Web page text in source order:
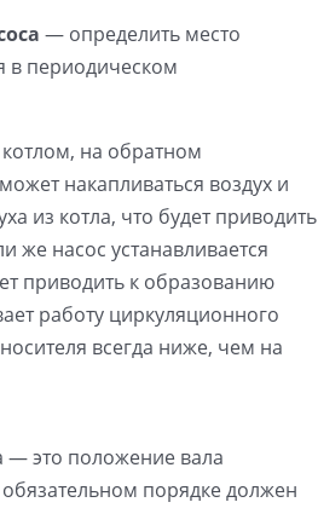
— определить место
в периодическом
на обратном
накапливаться воздух и
из котла, что будет приводить
же насос устанавливается
приводить к образованию
работу циркуляционного
всегда ниже, чем на
это положение вала
порядке должен